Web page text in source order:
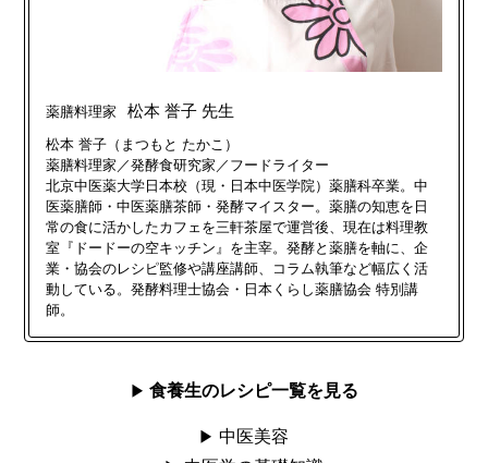
薬膳料理家 松本 誉子 先生
松本 誉子（まつもと たかこ）
薬膳料理家／発酵食研究家／フードライター
北京中医薬大学日本校（現・日本中医学院）薬膳科卒業。中
医薬膳師・中医薬膳茶師・発酵マイスター。薬膳の知恵を日
常の食に活かしたカフェを三軒茶屋で運営後、現在は料理教
室『ドードーの空キッチン』を主宰。発酵と薬膳を軸に、企
業・協会のレシピ監修や講座講師、コラム執筆など幅広く活
動している。発酵料理士協会・日本くらし薬膳協会 特別講
師。
食養生のレシピ一覧を見る
中医美容